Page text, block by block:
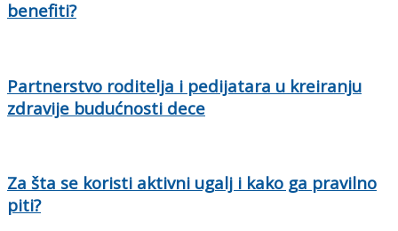
benefiti?
Partnerstvo roditelja i pedijatara u kreiranju
zdravije budućnosti dece
Za šta se koristi aktivni ugalj i kako ga pravilno
piti?